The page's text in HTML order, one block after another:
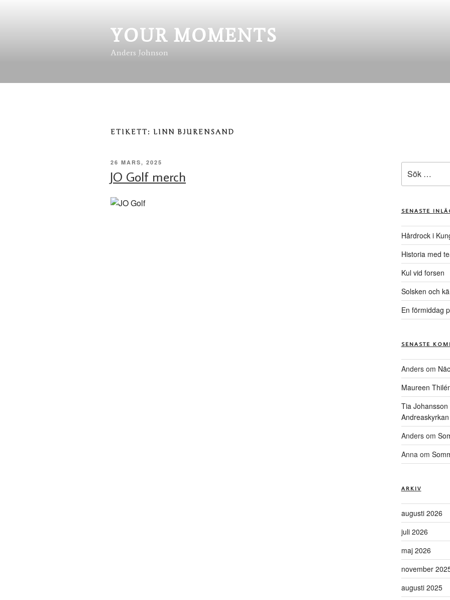
YOUR MOMENTS
Anders Johnson
ETIKETT: LINN BJURENSAND
PUBLICERAT
26 MARS, 2025
JO Golf merch
efter:
SENASTE
Hårdrock i
Historia med
Kul vid forsen
Solsken och
En förmiddag
SENASTE
Andersom
Maureen
Tia Johansson
Andreaskyrkan
Andersom
Anna om
ARKIV
augusti 2026
juli 2026
maj 2026
november
augusti 2025